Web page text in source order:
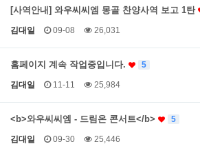
[사역안내] 와우씨씨엠 몽골 찬양사역 보고 1탄
김대일 09-08 26,031
홈페이지 계속 작업중입니다. 5
김대일 11-11 25,984
<b>와우씨씨엠 - 드림온 콘서트</b> 5
김대일 09-30 25,446